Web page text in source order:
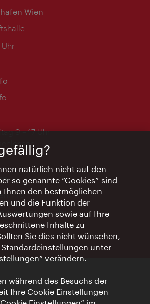
Wien
9 – 17 Uhr
rund um die Uhr
natürlich nicht auf den
so genannte “Cookies” sind
Ihnen den bestmöglichen
und die Funktion der
sowie auf Ihre
Inhalte zu
Sie dies nicht wünschen,
Standardeinstellungen unter
verändern.
während des Besuchs der
Ihre Cookie Einstellungen